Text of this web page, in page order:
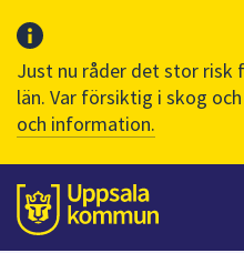
Just nu råder det stor risk
län. Var försiktig i skog
och information.
Till sidans
huvudinnehåll